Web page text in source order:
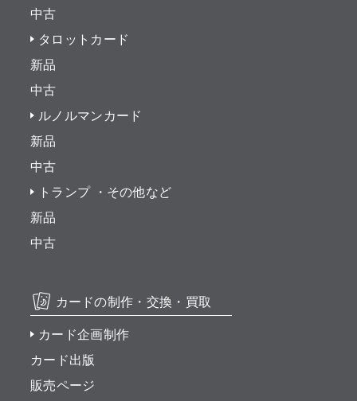
中古
タロットカード
新品
中古
ルノルマンカード
新品
中古
トランプ ・その他など
新品
中古
カードの制作・交換・買取
カード企画制作
カード出版
販売ページ